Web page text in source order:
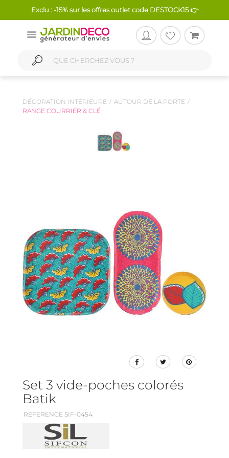
Exclu : -15% sur les offres outlet code DESTOCK15 👉
DÉCORATION INTÉRIEURE
AUTOUR DE LA PORTE
RANGE COURRIER & CLÉ
Set 3 vide-poches colorés
Batik
REFERENCE SIF-0454